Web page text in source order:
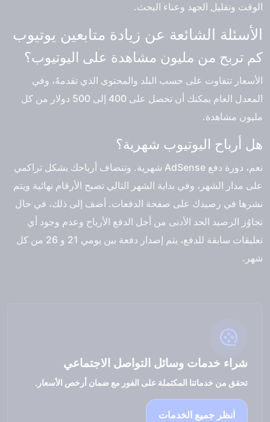
الوقت وتقليل الجهد وعناء البحث.
الأسئلة الشائعة عن زيادة متابعين يوتيوب
كم تربح من مليون مشاهدة على اليوتيوب؟
الأسعار تتفاوت على حسب البلد والمحتوى الذي تقدمهُ، وفي
المعدل العام يمكنك أن تحصل على 400 إلى 500 دولار من كل
مليون مشاهدة.
هل أرباح اليوتيوب شهرية؟
نعم، دورة دفع AdSense شهرية. وتنضاف أرباحك بشكل تراكمي
على مدار الشهر، وفي بداية الشهر التالي تصبح الأرقام نهائية ويتم
نشرها في رصيدك على صفحة الدفعات. أضف إلى ذلك، في حال
تجاوُز الرصيد الحد الأدنى من أجل الدفع الأرباح وعدم وجود أي
تعليقات سابقة للدفع، يتم إصدار دفعة بين يومي 21 و 26 من كل
شهر.
شراء خدمات وسائل التواصل الاجتماعي
تحقق من خدماتنا المكتملة على الفور مع ضمان أرخص الأسعار.
انظر جميع الخدمات